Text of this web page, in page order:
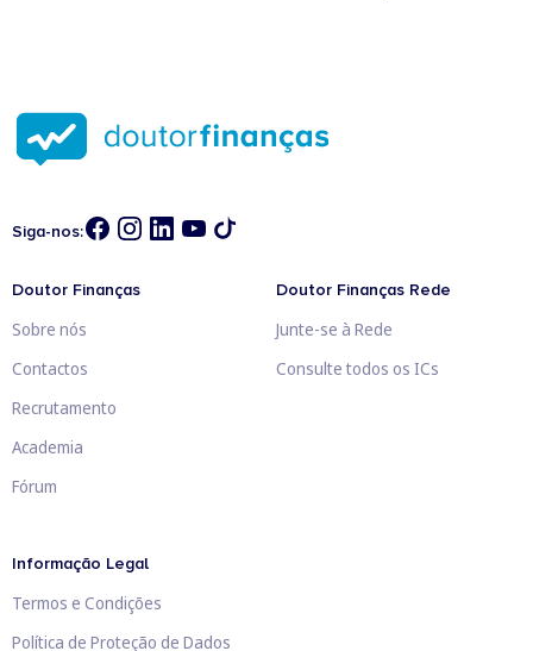
Siga-nos:
Doutor Finanças
Sobre nós
Contactos
Recrutamento
Academia
Fórum
Doutor Finanças Rede
Junte-se à Rede
Consulte todos os ICs
Informação Legal
Termos e Condições
Política de Proteção de Dados